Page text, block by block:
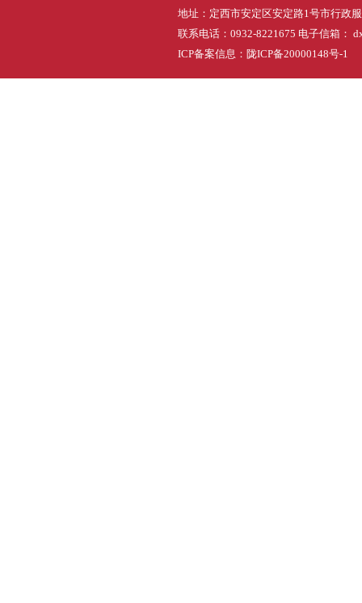
地址：定西市安定区安定路1号市行政
联系电话：0932-8221675 电子信箱：
ICP备案信息： 陇ICP备20000148号-1